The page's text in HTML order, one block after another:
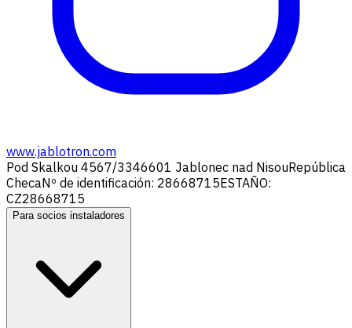
www.jablotron.com
Pod Skalkou 4567/3346601 Jablonec nad NisouRepública
ChecaNº de identificación: 28668715ESTAÑO:
CZ28668715
Para socios instaladores